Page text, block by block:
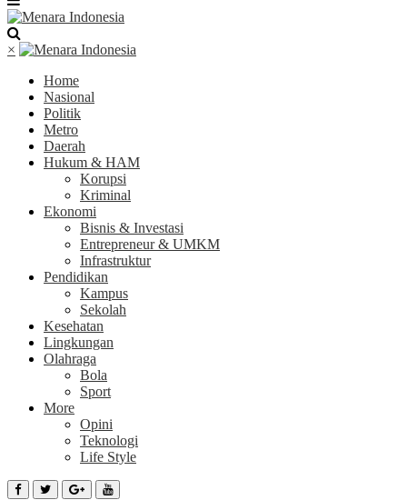
×
Home
Nasional
Politik
Metro
Daerah
Hukum & HAM
Korupsi
Kriminal
Ekonomi
Bisnis & Investasi
Entrepreneur & UMKM
Infrastruktur
Pendidikan
Kampus
Sekolah
Kesehatan
Lingkungan
Olahraga
Bola
Sport
More
Opini
Teknologi
Life Style